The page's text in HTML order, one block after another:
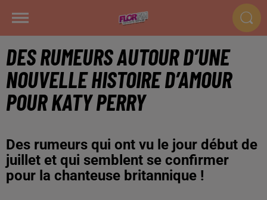
DES RUMEURS AUTOUR D’UNE
NOUVELLE HISTOIRE D’AMOUR
POUR KATY PERRY
Des rumeurs qui ont vu le jour début de
juillet et qui semblent se confirmer
pour la chanteuse britannique !